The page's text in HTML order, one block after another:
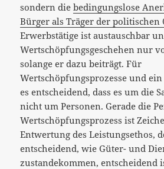
sondern diebedingungslose
Bürger als Träger der politischen
Erwerbstätige ist austauschbar
Wertschöpfungsgeschehen nur
solange er dazu beiträgt. Für
Wertschöpfungsprozesse und
es entscheidend, dass es um die
nicht um Personen. Gerade die
Wertschöpfungsprozess ist
Entwertung des Leistungsethos,
entscheidend, wie Güter- und
zustandekommen, entscheidend